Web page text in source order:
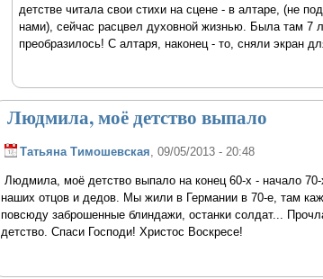
детстве читала свои стихи на сцене - в алтаре, (не
нами), сейчас расцвел духовной жизнью. Была там 7
преобразилось! С алтаря, наконец - то, сняли экран
Людмила, моё детство выпало
Татьяна Тимошевская , 09/05/2013 - 20:48
Людмила, моё детство выпало на конец 60-х - начало
наших отцов и дедов. Мы жили в Германии в 70-е, там
повсюду заброшенные блиндажи, останки солдат...
детство. Спаси Господи! Христос Воскресе!